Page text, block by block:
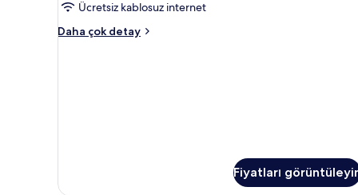
için
tüm
Ücretsiz kablosuz internet
Daha çok detay
Standard
Fiyatları